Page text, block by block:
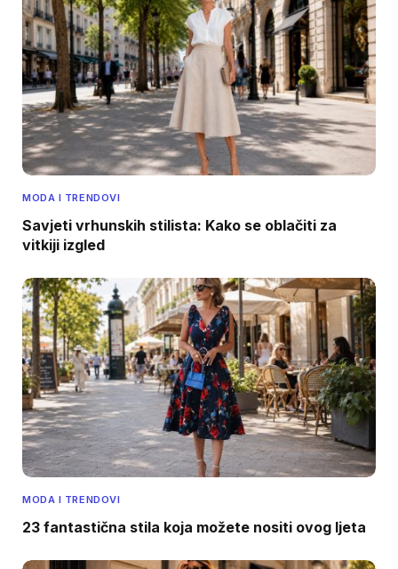
MODA I TRENDOVI
Savjeti vrhunskih stilista: Kako se oblačiti za
vitkiji izgled
MODA I TRENDOVI
23 fantastična stila koja možete nositi ovog ljeta